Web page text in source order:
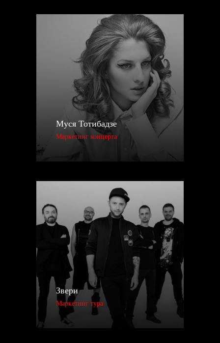
Муся Тотибадзе
Маркетинг концерта
Звери
Маркетинг тура
АРТИСТОВ ПОПАДАЮТ В ПЛЕЙЛИСТЫ
НАШИХ АРТИСТОВ ПОПАДАЮТ В
ОТПРАВИМ ТВОЙ РЕЛИЗ НА
ВСЕХ ЦИФРОВЫХ
ПЛАТФОРМ
Привяжем все социальные
сети к твоим аккаунтам
Обновим фото в твоей
карточке музыканта
Знаем ключи к бесплатной
популяризации твоего творчества